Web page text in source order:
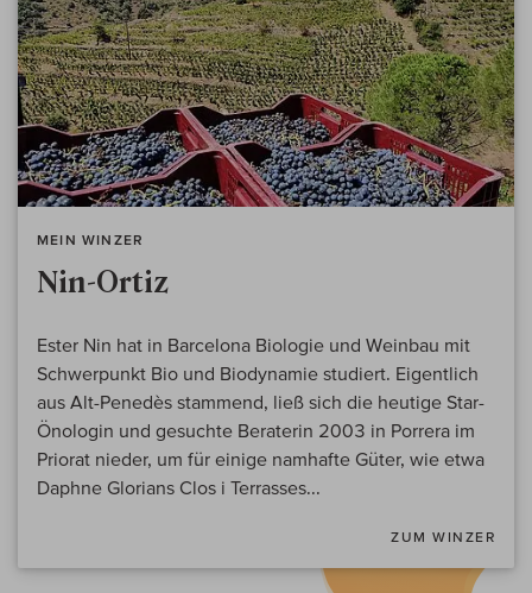
MEIN WINZER
Nin-Ortiz
Ester Nin hat in Barcelona Biologie und Weinbau mit
Schwerpunkt Bio und Biodynamie studiert. Eigentlich
aus Alt-Penedès stammend, ließ sich die heutige Star-
Önologin und gesuchte Beraterin 2003 in Porrera im
Priorat nieder, um für einige namhafte Güter, wie etwa
Daphne Glorians Clos i Terrasses...
ZUM WINZER